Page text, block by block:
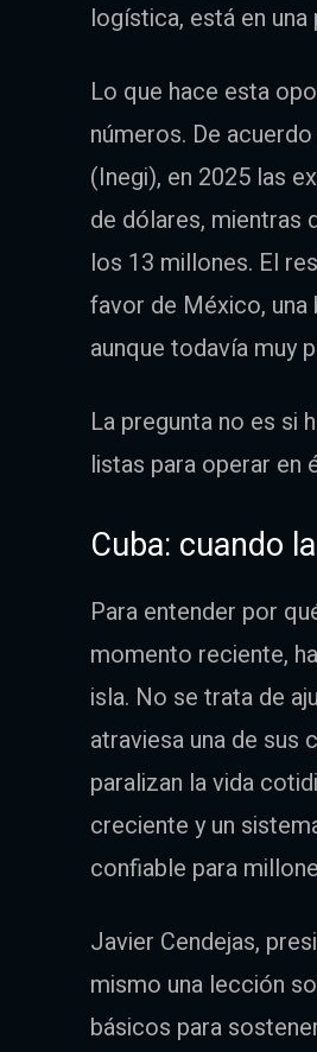
logística, está en
Lo que hace esta
números. De
(Inegi), en 2025 las
de dólares, mientras
los 13 millones. El
favor de México, una
aunque todavía muy
La pregunta no es si
listas para operar en
Cuba: cuando
Para entender por
momento reciente,
isla. No se trata de
atraviesa una de sus
paralizan la vida
creciente y un
confiable para
Javier Cendejas,
mismo una lección
básicos para